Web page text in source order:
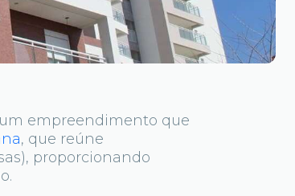
empreendimento que
, que reúne
proporcionando